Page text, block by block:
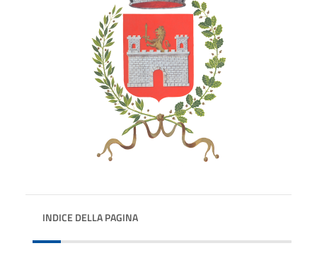
INDICE DELLA PAGINA